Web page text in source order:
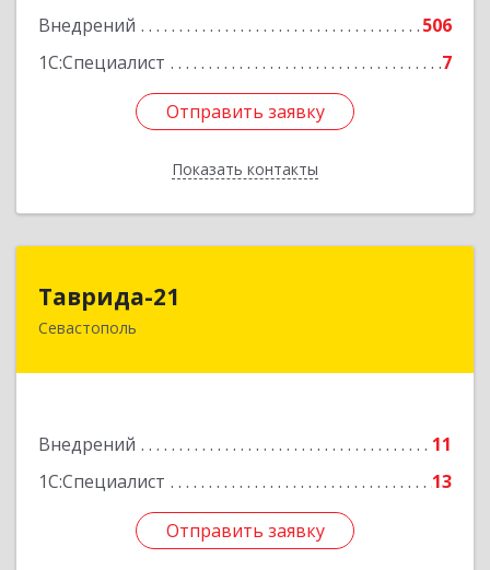
Внедрений
506
1С:Специалист
7
Отправить заявку
Показать контакты
Отправить заявку
Назад
Таврида-21
Севастополь
Внедрений
11
1С:Специалист
13
Отправить заявку
299011, Севастополь г, Петрова Генерала ул,
Отправить заявку